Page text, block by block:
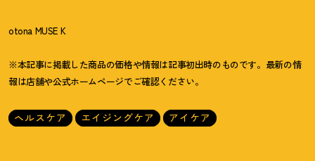
otona MUSE K
※本記事に掲載した商品の価格や情報は記事初出時のものです。最新の情
報は店舗や公式ホームページでご確認ください。
ヘルスケア エイジングケア アイケア